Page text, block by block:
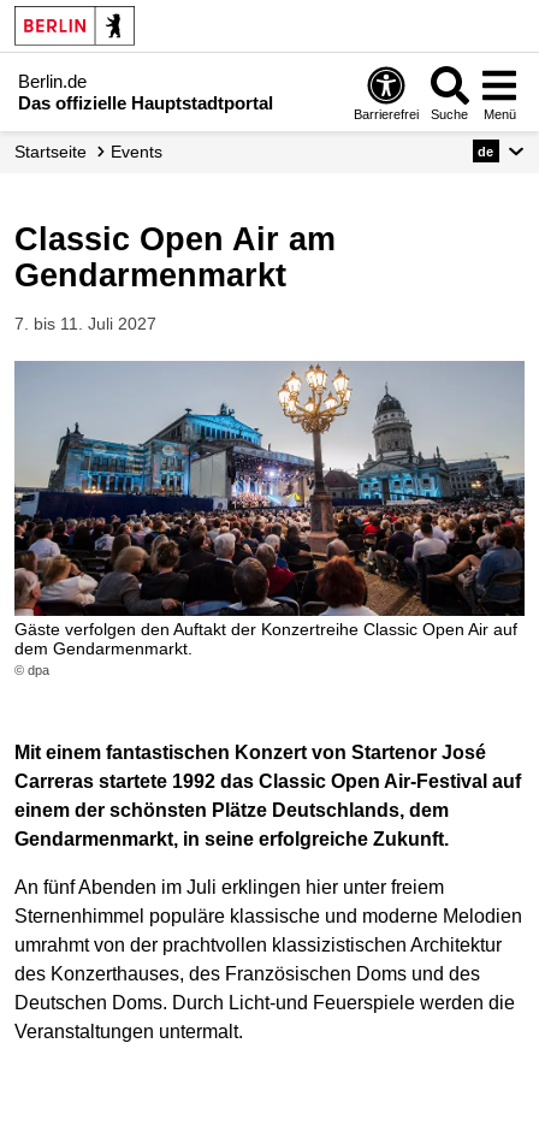
Berlin.de
Das offizielle Hauptstadtportal
Barrierefrei Suche Menü
Startseite Events de
Classic Open Air am
Gendarmenmarkt
7. bis 11. Juli 2027
Gäste verfolgen den Auftakt der Konzertreihe Classic Open Air auf
dem Gendarmenmarkt.
© dpa
Mit einem fantastischen Konzert von Startenor José
Carreras startete 1992 das Classic Open Air-Festival auf
einem der schönsten Plätze Deutschlands, dem
Gendarmenmarkt, in seine erfolgreiche Zukunft.
An fünf Abenden im Juli erklingen hier unter freiem
Sternenhimmel populäre klassische und moderne Melodien
umrahmt von der prachtvollen klassizistischen Architektur
des Konzerthauses, des Französischen Doms und des
Deutschen Doms. Durch Licht-und Feuerspiele werden die
Veranstaltungen untermalt.